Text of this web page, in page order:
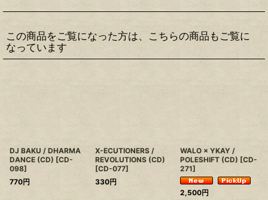
この商品をご覧になった方は、こちらの商品もご覧に
なっています
DJ BAKU / DHARMA
DANCE (CD) [CD-
098]
770円
X-ECUTIONERS /
REVOLUTIONS (CD)
[CD-077]
330円
WALO × YKAY /
POLESHIFT (CD) [CD-
271]
2,500円